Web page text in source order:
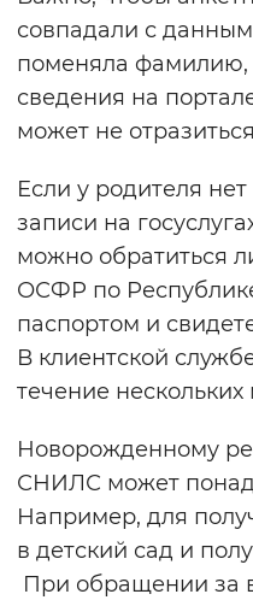
совпадали с
поменяла фамилию,
сведения на
может не
Если у родителя
записи на
можно обратиться
ОСФР по
паспортом и
В клиентской
течение нескольких
Новорожденному
СНИЛС может
Например, для
в детский сад и
При обращении за